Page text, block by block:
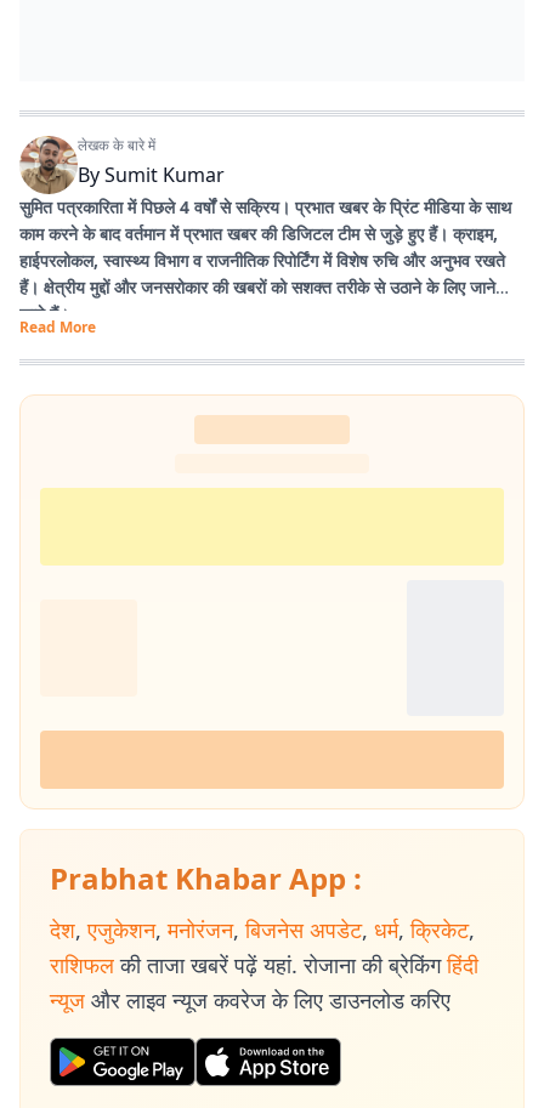
लेखक के बारे में
BySumit Kumar
सुमित पत्रकारिता में पिछले 4 वर्षों से सक्रिय। प्रभात खबर के प्रिंट मीडिया के साथ
काम करने के बाद वर्तमान में प्रभात खबर की डिजिटल टीम से जुड़े हुए हैं। क्राइम,
हाईपरलोकल, स्वास्थ्य विभाग व राजनीतिक रिपोर्टिंग में विशेष रुचि और अनुभव रखते
हैं। क्षेत्रीय मुद्दों और जनसरोकार की खबरों को सशक्त तरीके से उठाने के लिए जाने
जाते हैं।
Read More
Prabhat Khabar App :
देश, एजुकेशन, मनोरंजन, बिजनेस अपडेट, धर्म, क्रिकेट,
राशिफल की ताजा खबरें पढ़ें यहां. रोजाना की ब्रेकिंग हिंदी
न्यूज और लाइव न्यूज कवरेज के लिए डाउनलोड करिए